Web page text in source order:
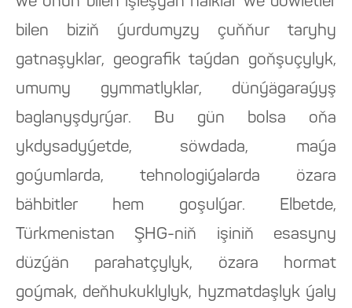
bilen biziň ýurdumyzy çuňňur taryhy
gatnaşyklar, geografik taýdan goňşuçylyk,
umumy gymmatlyklar, dünýägaraýyş
baglanyşdyrýar. Bu gün bolsa oňa
ykdysadyýetde, söwdada, maýa
goýumlarda, tehnologiýalarda özara
bähbitler hem goşulýar. Elbetde,
Türkmenistan ŞHG-niň işiniň esasyny
düzýän parahatçylyk, özara hormat
goýmak, deňhukuklylyk, hyzmatdaşlyk ýaly